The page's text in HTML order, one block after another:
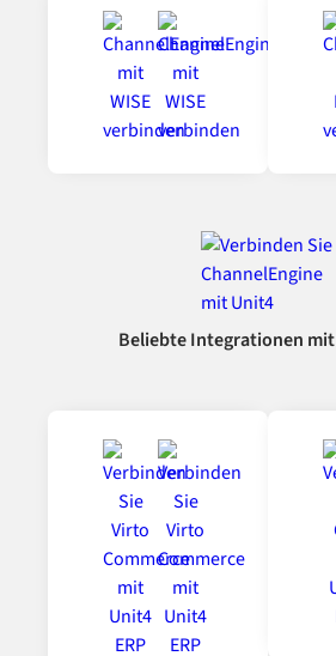
Beliebte Integrationen mit